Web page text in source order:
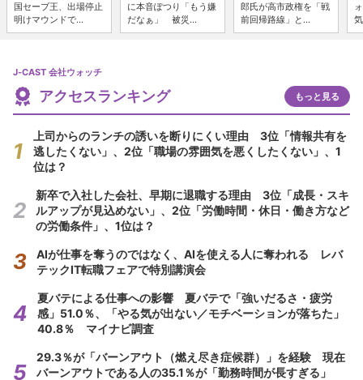
国セーブ王、出場停止
明けマウンドで...
に本音ぽつり「もう嫌
だなぁ」 被災...
郎氏が高市政権を「戦
前回帰路線」と...
J-CAST 会社ウォッチ
アクセスランキング もっと見る
上司からのランチの誘いを断りにくい理由 3位「情報共有を
逃したくない」、2位「職場の雰囲気を悪くしたくない」、1
位は？
新卒で入社した会社、早期に退職する理由 3位「成長・スキ
ルアップが見込めない」、2位「労働時間・休日・働き方など
の労働条件」、1位は？
AIが仕事を奪うのではなく、AIを使える人に奪われる レバ
テックIT転職フェアで特別講演会
夏バテによる仕事への影響 夏バテで「強いだるさ・疲労
感」51.0％、「やる気が出ない／モチベーションが落ちた」
40.8％ マイナビ調査
29.3％が「バーンアウト（燃え尽き症候群）」を経験 現在
バーンアウトである人の35.1％が「勤務時間が長すぎる」